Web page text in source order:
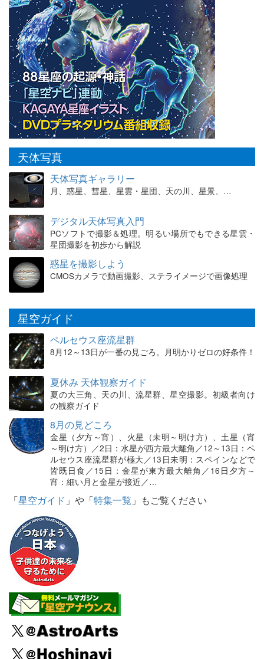
天体写真
天体写真ギャラリー
月、惑星、彗星、星雲・星団、天の川、星景、…
デジタル天体写真入門
PCソフトで撮影＆処理。明るい場所でもできる星雲・
星団撮影を初歩から解説
惑星を撮影しよう
CMOSカメラで動画撮影、ステライメージで画像処理
星空ガイド
ペルセウス座流星群
8月12～13日が一番の見ごろ。月明かりゼロの好条件！
夏休み 天体観察ガイド
夏の大三角、天の川、流星群、星空撮影。初級者向け
の観察ガイド
8月の見どころ
金星（夕方～宵）、火星（未明～明け方）、土星（宵
～明け方）／2日：水星が西方最大離角／12～13日：ペ
ルセウス座流星群が極大／13日未明：スペインなどで
皆既日食／15日：金星が東方最大離角／16日夕方～
宵：細い月と金星が接近／…
「星空ガイド 」や「特集一覧 」もご覧ください